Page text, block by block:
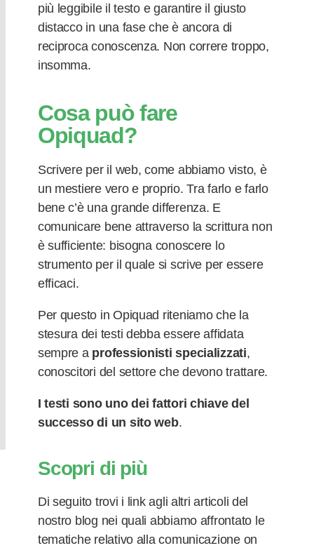
più leggibile il testo e garantire il giusto
distacco in una fase che è ancora di
reciproca conoscenza. Non correre troppo,
insomma.
Cosa può fare
Opiquad?
Scrivere per il web, come abbiamo visto, è
un mestiere vero e proprio.Tra farlo e farlo
bene c’è una grande differenza. E
comunicare bene attraverso la scrittura non
è sufficiente: bisogna conoscere lo
strumento per il quale si scrive per essere
efficaci.
Per questo in Opiquad riteniamo che la
stesura dei testi debba essere affidata
sempre a professionisti specializzati,
conoscitori del settore che devono trattare.
I testi sono uno dei fattori chiave del
successo di un sito web.
Scopri di più
Di seguito trovi i link agli altri articoli del
nostro blog nei quali abbiamo affrontato le
tematiche relativo alla comunicazione on